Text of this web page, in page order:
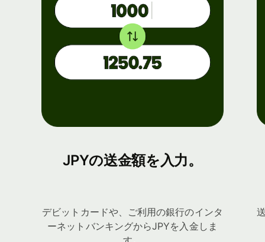
JPYの送金額を入力。
デビットカードや、ご利用の銀行のインタ
ーネットバンキングからJPYを入金しま